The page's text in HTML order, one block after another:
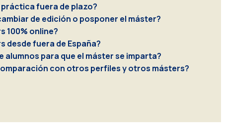
fuera de plazo?
de edición o posponer el máster?
100% online?
desde fuera de España?
alumnos para que el máster se imparta?
con otros perfiles y otros másters?